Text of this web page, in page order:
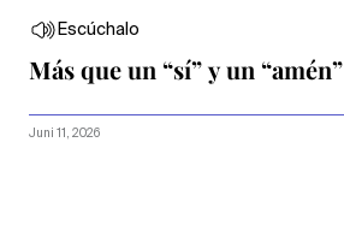
Escúchalo
Más que un “sí” y un “amén”
Juni 11, 2026